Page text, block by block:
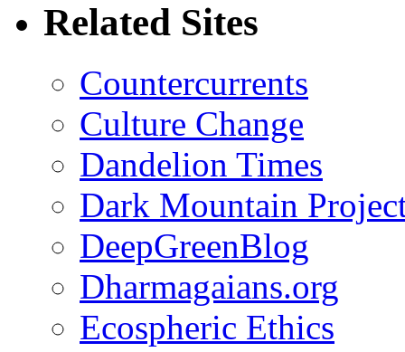
Related Sites
Countercurrents
Culture Change
Dandelion Times
Dark Mountain
DeepGreenBlog
Dharmagaians.org
Ecospheric Ethics